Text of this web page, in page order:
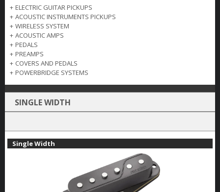
KONTAKT
+ ELECTRIC GUITAR PICKUPS
+ ACOUSTIC INSTRUMENTS PICKUPS
+ WIRELESS SYSTEM
+ ACOUSTIC AMPS
+ PEDALS
+ PREAMPS
+ COVERS AND PEDALS
+ POWERBRIDGE SYSTEMS
SINGLE WIDTH
Single Width